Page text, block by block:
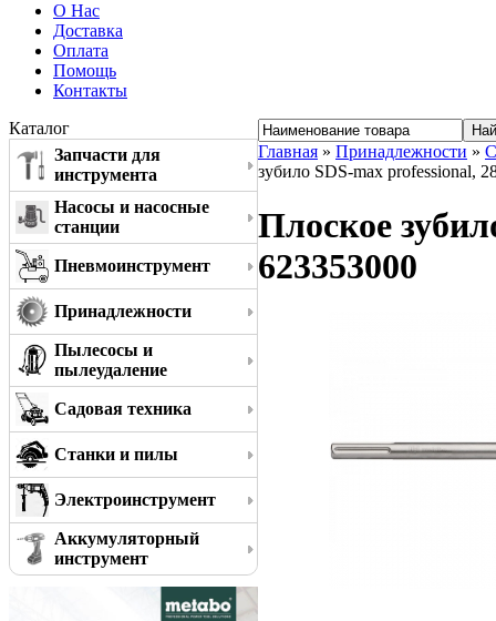
О Нас
Доставка
Оплата
Помощь
Контакты
Каталог
Запчасти для
инструмента
Насосы и насосные
станции
Пневмоинструмент
Принадлежности
Пылесосы и
пылеудаление
Садовая техника
Станки и пилы
Электроинструмент
Аккумуляторный
инструмент
Главная » Принадлежности »
зубило SDS-max professional,
Плоское
623353000